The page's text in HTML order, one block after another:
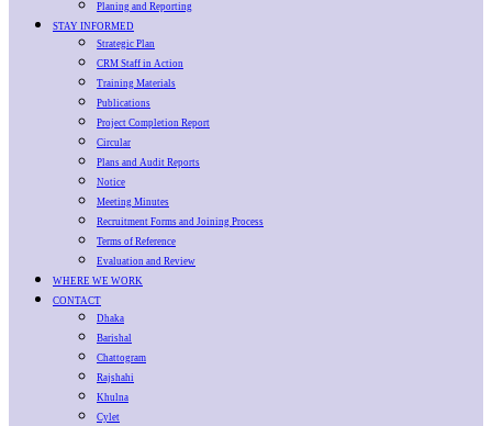
Planing and Reporting
STAY INFORMED
Strategic Plan
CRM Staff in Action
Training Materials
Publications
Project Completion Report
Circular
Plans and Audit Reports
Notice
Meeting Minutes
Recruitment Forms and Joining Process
Terms of Reference
Evaluation and Review
WHERE WE WORK
CONTACT
Dhaka
Barishal
Chattogram
Rajshahi
Khulna
Cylet